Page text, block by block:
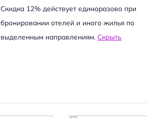
Cкидка 12% действует единоразово при
бронировании отелей и иного жилья по
выделенным направлениям.Скрыть